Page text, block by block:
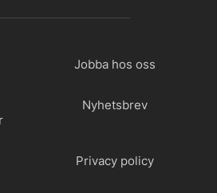
Jobba hos oss
Nyhetsbrev
Privacy policy